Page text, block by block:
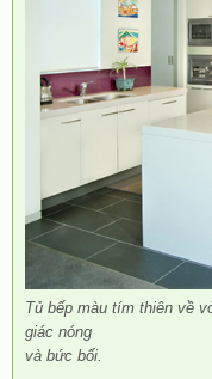
Tủ bếp màu tím thiên về
giác nóng
và bức bối.